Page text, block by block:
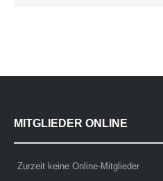
MITGLIEDER ONLINE
Zurzeit keine Online-Mitglieder